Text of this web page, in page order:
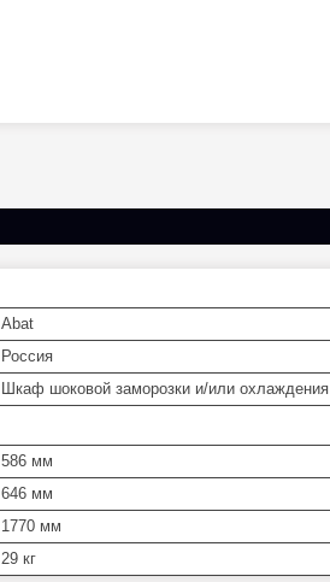
Abat
Россия
Шкаф шоковой заморозки и/или охлаждения
586 мм
646 мм
1770 мм
29 кг